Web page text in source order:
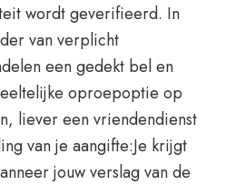
wordt geverifieerd. In
van verplicht
een gedekt bel en
oproepoptie op
liever een vriendendienst
van je aangifte:Je krijgt
jouw verslag van de